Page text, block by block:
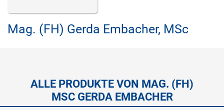
Mag. (FH) Gerda Embacher, MSc
ALLE PRODUKTE VON MAG. (FH)
MSC GERDA EMBACHER